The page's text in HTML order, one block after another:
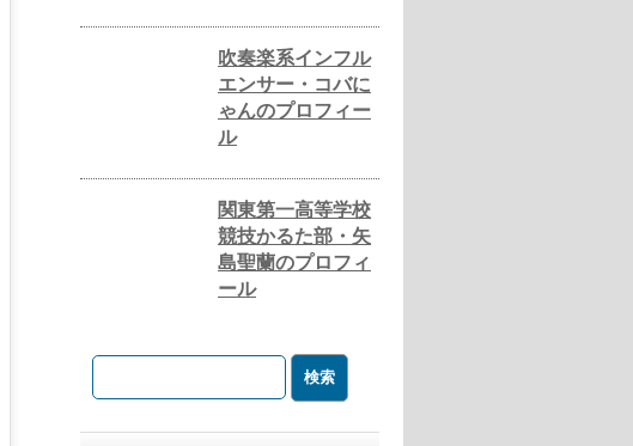
吹奏楽系インフル
エンサー・コバに
ゃんのプロフィー
ル
関東第一高等学校
競技かるた部・矢
島聖蘭のプロフィ
ール